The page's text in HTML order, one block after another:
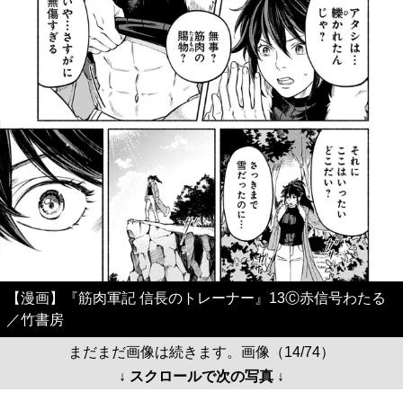
【漫画】『筋肉軍記 信長のトレーナー』13Ⓒ赤信号わたる
／竹書房
まだまだ画像は続きます。画像（14/74）
↓ スクロールで次の写真 ↓